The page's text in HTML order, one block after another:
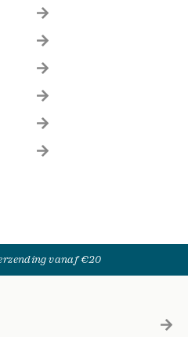
vanaf €20